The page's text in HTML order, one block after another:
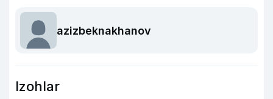
azizbeknakhanov
Izohlar